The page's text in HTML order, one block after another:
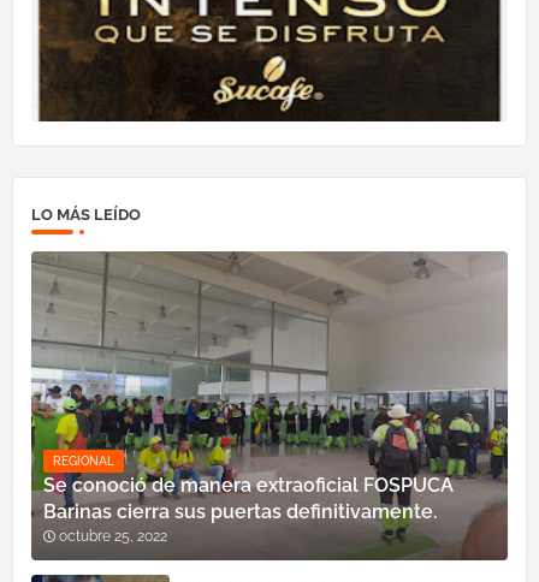
LO MÁS LEÍDO
REGIONAL
Se conoció de manera extraoficial FOSPUCA
Barinas cierra sus puertas definitivamente.
octubre 25, 2022